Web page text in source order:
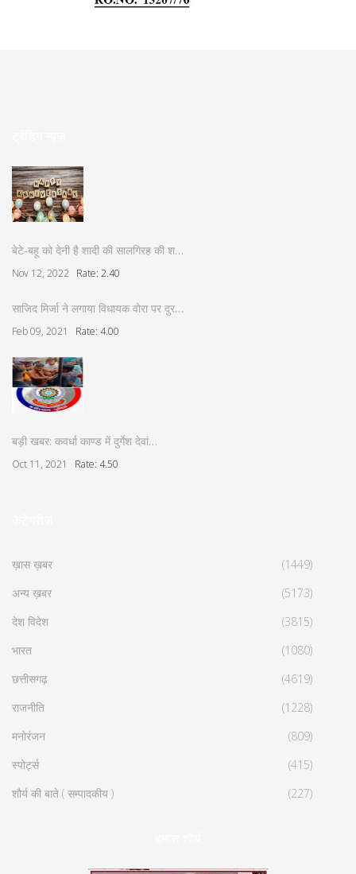
बेटे-बहू को देनी है शादी की सालगिरह की श…
Nov 12, 2022 Rate: 2.40
साजिद मिर्जा ने लगाया विधायक वोरा पर दुर…
Feb 09, 2021 Rate: 4.00
बड़ी खबर: कवर्धा काण्ड में दुर्गेश देवां…
Oct 11, 2021 Rate: 4.50
ख़ास ख़बर
(1449)
अन्य ख़बर
(5173)
देश विदेश
(3815)
भारत
(1080)
छत्तीसगढ़
(4619)
राजनीति
(1228)
मनोरंजन
(809)
स्पोर्ट्स
(415)
शौर्य की बाते ( सम्पादकीय )
(227)